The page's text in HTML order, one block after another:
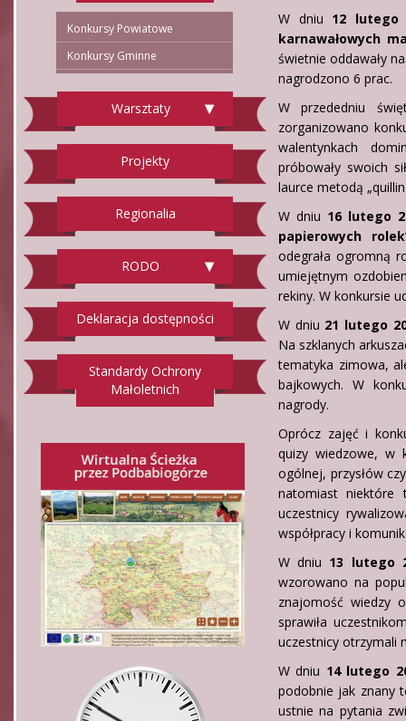
Konkursy Powiatowe
Konkursy Gminne
Warsztaty
Projekty
Regionalia
RODO
Deklaracja dostępności
Standardy Ochrony
Małoletnich
W dniu 12 lutego
karnawałowych
świetnie oddawały
nagrodzono 6 prac.
W przededniu
zorganizowano
walentynkach
próbowały swoich
laurce metodą
W dniu 16 lutego
papierowych
odegrała ogromną
umiejętnym
rekiny. W konkursie
W dniu 21 lutego
Na szklanych
tematyka zimowa,
bajkowych. W
nagrody.
Oprócz zajęć i
quizy wiedzowe, w
ogólnej, przysłów
natomiast niektóre
uczestnicy
współpracy i
W dniu 13 lutego
wzorowano na
znajomość wiedzy
sprawiła
uczestnicy otrzymali
W dniu 14 lutego
podobnie jak znany
ustnie na pytania